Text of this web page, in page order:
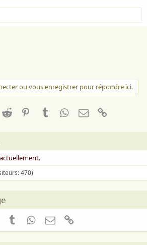
ou vous enregistrer pour répondre ici.
Reddit PinterestTumblrWhatsApp
Email
470)
PinterestTumblrWhatsApp
Email